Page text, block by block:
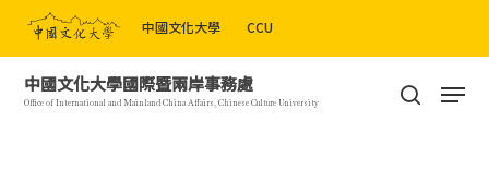
main
content
中國文化大學 CCU
中國文化大學國際暨兩岸事務處
Office of International and Mainland China Affairs, Chinese Culture University search
Menu